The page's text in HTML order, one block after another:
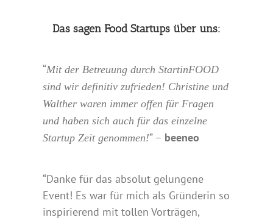
Das sagen Food Startups über uns:
“Mit der Betreuung durch StartinFOOD
sind wir definitiv zufrieden! Christine und
Walther waren immer offen für Fragen
und haben sich auch für das einzelne
Startup Zeit genommen!” – beeneo
“Danke für das absolut gelungene
Event! Es war für mich als Gründerin so
inspirierend mit tollen Vorträgen,